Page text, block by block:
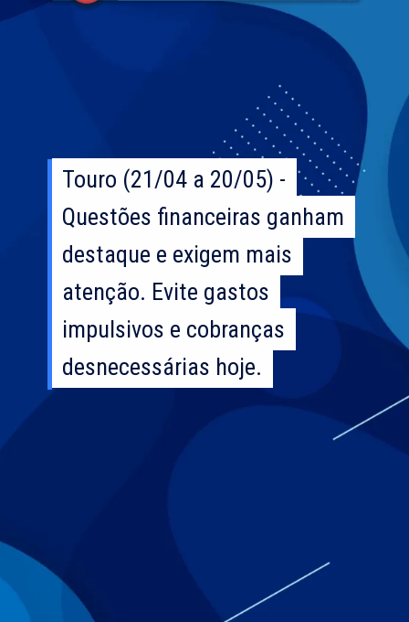
Touro (21/04 a 20/05) -
Questões financeiras ganham
destaque e exigem mais
atenção. Evite gastos
impulsivos e cobranças
desnecessárias hoje.
Touro (21/04 a 20/05) -
Questões financeiras ganham
destaque e exigem mais
atenção. Evite gastos
impulsivos e cobranças
desnecessárias hoje.